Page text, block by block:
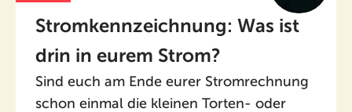
Stromkennzeichnung: Was ist
drin in eurem Strom?
Sind euch am Ende eurer Stromrechnung
schon einmal die kleinen Torten- oder